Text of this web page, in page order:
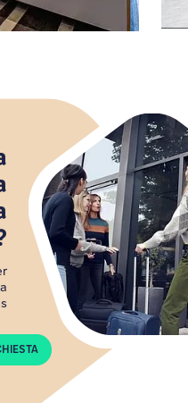
che scegli. Goditi
per creare nuove
amicizie che
il tuo soggiorno in
hotel di Bruxelles e